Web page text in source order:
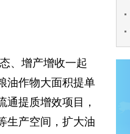
、增产增收一起
油作物大面积提单
提质增效项目，
生产空间，扩大油